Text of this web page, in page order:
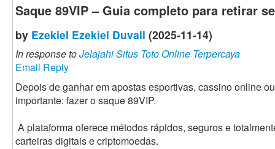
Saque 89VIP – Guia completo para retirar
by Ezekiel Ezekiel Duvall (2025-11-14)
In response toJelajahi Situs Toto Online Terpercaya
Email Reply
Depois de ganhar em apostas esportivas, cassino online
importante: fazer o saque 89VIP.
A plataforma oferece métodos rápidos, seguros e
carteiras digitais e criptomoedas.